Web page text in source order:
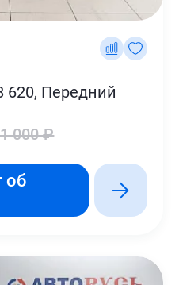
620, Передний
000 ₽
об